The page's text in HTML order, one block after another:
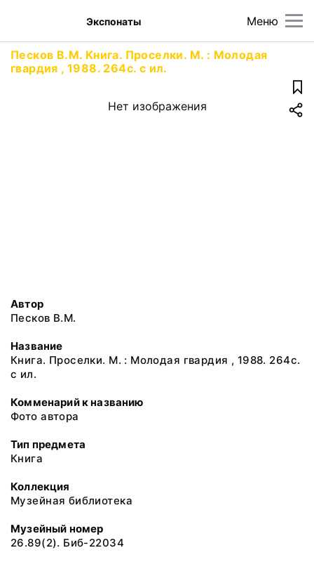
Меню
Экспонаты
Песков В.М. Книга. Проселки. М. : Молодая
гвардия , 1988. 264с. с ил.
Нет изображения
Автор
Песков В.М.
Название
Книга. Проселки. М. : Молодая гвардия , 1988. 264с.
с ил.
Комменарий к названию
Фото автора
Тип предмета
Книга
Коллекция
Музейная библиотека
Музейный номер
26.89(2). Биб-22034